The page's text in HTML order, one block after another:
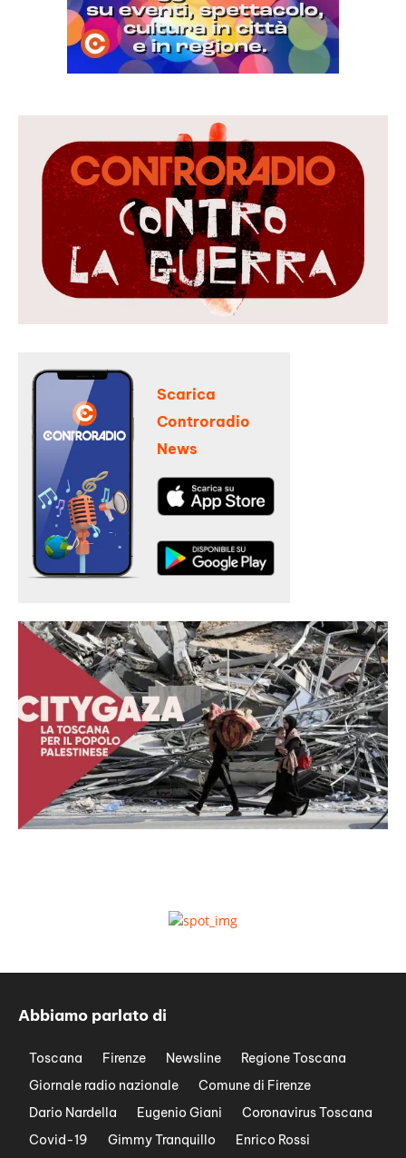
Scarica
Controradio
News
Abbiamo parlato di
Toscana Firenze Newsline
Regione Toscana
Giornale radio nazionale
Comune di Firenze
Dario Nardella
Eugenio Giani
Coronavirus Toscana
Covid-19
Gimmy Tranquillo
Enrico Rossi